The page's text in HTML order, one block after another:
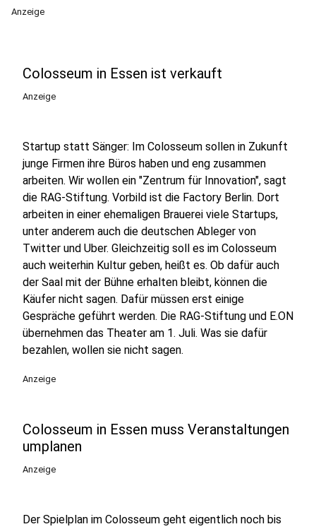
Anzeige
Colosseum in Essen ist verkauft
Anzeige
Startup statt Sänger: Im Colosseum sollen in Zukunft
junge Firmen ihre Büros haben und eng zusammen
arbeiten. Wir wollen ein "Zentrum für Innovation", sagt
die RAG-Stiftung. Vorbild ist die Factory Berlin. Dort
arbeiten in einer ehemaligen Brauerei viele Startups,
unter anderem auch die deutschen Ableger von
Twitter und Uber. Gleichzeitig soll es im Colosseum
auch weiterhin Kultur geben, heißt es. Ob dafür auch
der Saal mit der Bühne erhalten bleibt, können die
Käufer nicht sagen. Dafür müssen erst einige
Gespräche geführt werden. Die RAG-Stiftung und E.ON
übernehmen das Theater am 1. Juli. Was sie dafür
bezahlen, wollen sie nicht sagen.
Anzeige
Colosseum in Essen muss Veranstaltungen
umplanen
Anzeige
Der Spielplan im Colosseum geht eigentlich noch bis